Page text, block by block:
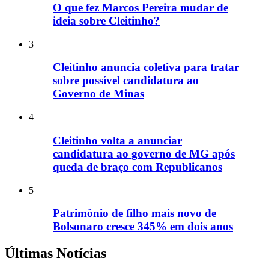
O que fez Marcos Pereira mudar de
ideia sobre Cleitinho?
3
Cleitinho anuncia coletiva para tratar
sobre possível candidatura ao
Governo de Minas
4
Cleitinho volta a anunciar
candidatura ao governo de MG após
queda de braço com Republicanos
5
Patrimônio de filho mais novo de
Bolsonaro cresce 345% em dois anos
Últimas Notícias